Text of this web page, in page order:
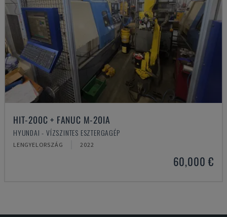
HIT-200C + FANUC M-20IA
HYUNDAI - VÍZSZINTES ESZTERGAGÉP
LENGYELORSZÁG 2022
60,000 €